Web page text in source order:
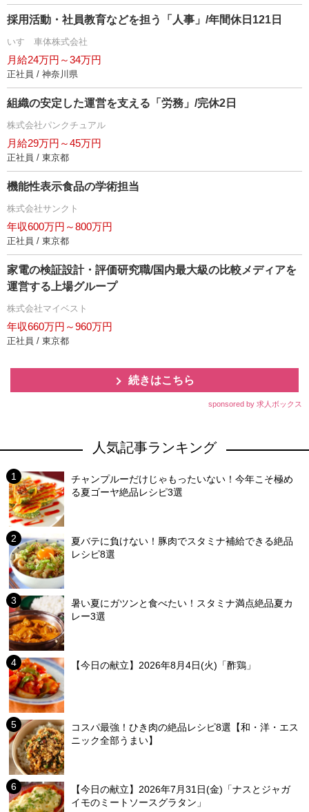
採用活動・社員教育などを担う「人事」/年間休日121日
いすゞ車体株式会社
月給24万円～34万円
正社員 / 神奈川県
組織の安定した運営を支える「労務」/完休2日
株式会社パンクチュアル
月給29万円～45万円
正社員 / 東京都
機能性表示食品の学術担当
株式会社サンクト
年収600万円～800万円
正社員 / 東京都
家電の検証設計・評価研究職/国内最大級の比較メディアを
運営する上場グループ
株式会社マイベスト
年収660万円～960万円
正社員 / 東京都
続きはこちら
sponsored by 求人ボックス
人気記事ランキング
チャンプルーだけじゃもったいない！今年こそ極め
る夏ゴーヤ絶品レシピ3選
夏バテに負けない！豚肉でスタミナ補給できる絶品
レシピ8選
暑い夏にガツンと食べたい！スタミナ満点絶品夏カ
レー3選
【今日の献立】2026年8月4日(火)「酢鶏」
コスパ最強！ひき肉の絶品レシピ8選【和・洋・エス
ニック全部うまい】
【今日の献立】2026年7月31日(金)「ナスとジャガ
イモのミートソースグラタン」